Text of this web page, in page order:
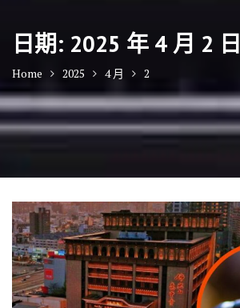
日期: 2025 年 4 月 2 日
Home 2025 4 月 2